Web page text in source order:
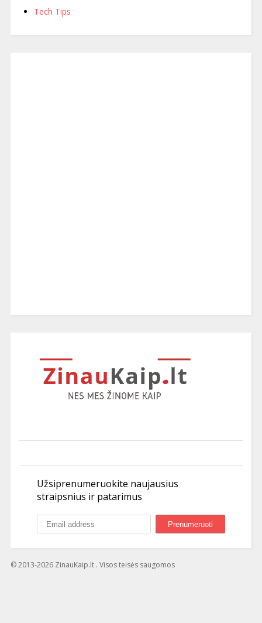
Tech Tips
Užsiprenumeruokite naujausius
straipsnius ir patarimus
© 2013-2026 ZinauKaip.lt . Visos teisės saugomos